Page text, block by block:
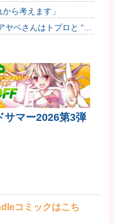
ら考えます」
ベさんはトプロと “1”
サマー2026第3弾
コミックはこち